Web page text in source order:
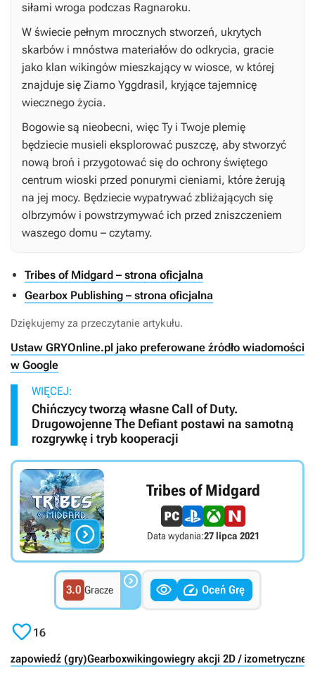
siłami wroga podczas Ragnaroku.
W świecie pełnym mrocznych stworzeń, ukrytych
skarbów i mnóstwa materiałów do odkrycia, gracie
jako klan wikingów mieszkający w wiosce, w której
znajduje się Ziarno Yggdrasil, kryjące tajemnicę
wiecznego życia.
Bogowie są nieobecni, więc Ty i Twoje plemię
będziecie musieli eksplorować puszczę, aby stworzyć
nową broń i przygotować się do ochrony świętego
centrum wioski przed ponurymi cieniami, które żerują
na jej mocy. Będziecie wypatrywać zbliżających się
olbrzymów i powstrzymywać ich przed zniszczeniem
waszego domu – czytamy.
Tribes of Midgard – strona oficjalna
Gearbox Publishing – strona oficjalna
Dziękujemy za przeczytanie artykułu.
Ustaw GRYOnline.pl jako preferowane źródło wiadomości
w Google
WIĘCEJ:
Chińczycy tworzą własne Call of Duty.
Drugowojenne The Defiant postawi na samotną
rozgrywkę i tryb kooperacji

Tribes of Midgard
Data wydania:27 lipca 2021
3.0 Gracze    Oceń Grę
16
zapowiedź (gry)Gearboxwikingowiegry akcji 2D / izometryczne